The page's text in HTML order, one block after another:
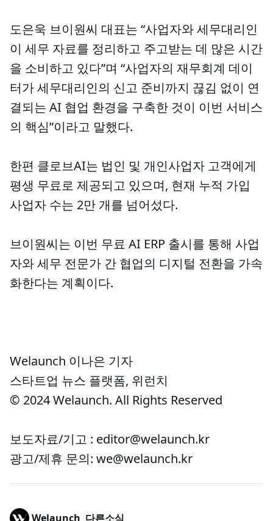
도은욱 브이원씨 대표는 “사업자와 세무대리인
이 세무 자료를 정리하고 주고받는 데 많은 시간
을 소비하고 있다”며 “사업자의 재무회계 데이
터가 세무대리인의 신고 준비까지 끊김 없이 연
결되는 AI 협업 환경을 구축한 것이 이번 서비스
의 핵심”이라고 말했다.
한편 클로브AI는 법인 및 개인사업자 고객에게
평생 무료로 제공되고 있으며, 현재 누적 가입
사업자 수는 2만 개를 넘어섰다.
브이원씨는 이번 무료 AI ERP 출시를 통해 사업
자와 세무 전문가 간 협업의 디지털 전환을 가속
화한다는 계획이다.
Welaunch 이나은 기자
스타트업 뉴스 플랫폼, 위런치
© 2024 Welaunch. All Rights Reserved
보도자료/기고 : editor@welaunch.kr
광고/제휴 문의: we@welaunch.kr
Welaunch 다른소식